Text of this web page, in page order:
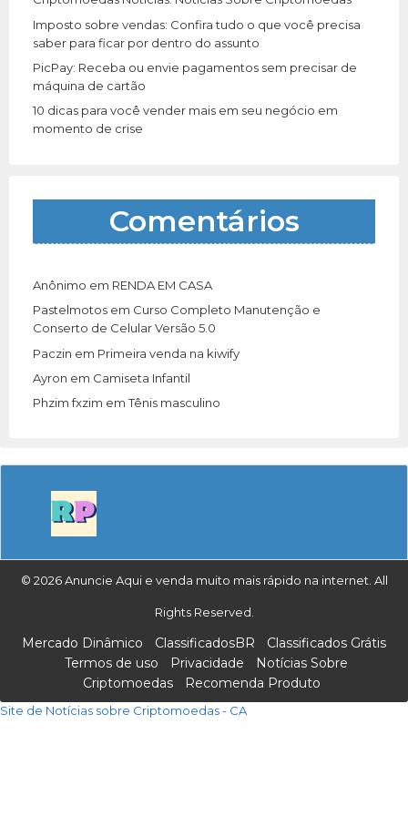
Imposto sobre vendas: Confira tudo o que você precisa
saber para ficar por dentro do assunto
PicPay: Receba ou envie pagamentos sem precisar de
máquina de cartão
10 dicas para você vender mais em seu negócio em
momento de crise
Comentários
Anônimo em RENDA EM CASA
Pastelmotos em Curso Completo Manutenção e
Conserto de Celular Versão 5.0
Paczin em Primeira venda na kiwify
Ayron em Camiseta Infantil
Phzim fxzim emTênis masculino
© 2026 Anuncie Aqui e venda muito mais rápido na internet. All
Rights Reserved.
Mercado Dinâmico ClassificadosBR
Classificados Grátis
Termos de uso
Privacidade
Notícias Sobre
Criptomoedas
Recomenda Produto
Site de Notícias sobre Criptomoedas - CA